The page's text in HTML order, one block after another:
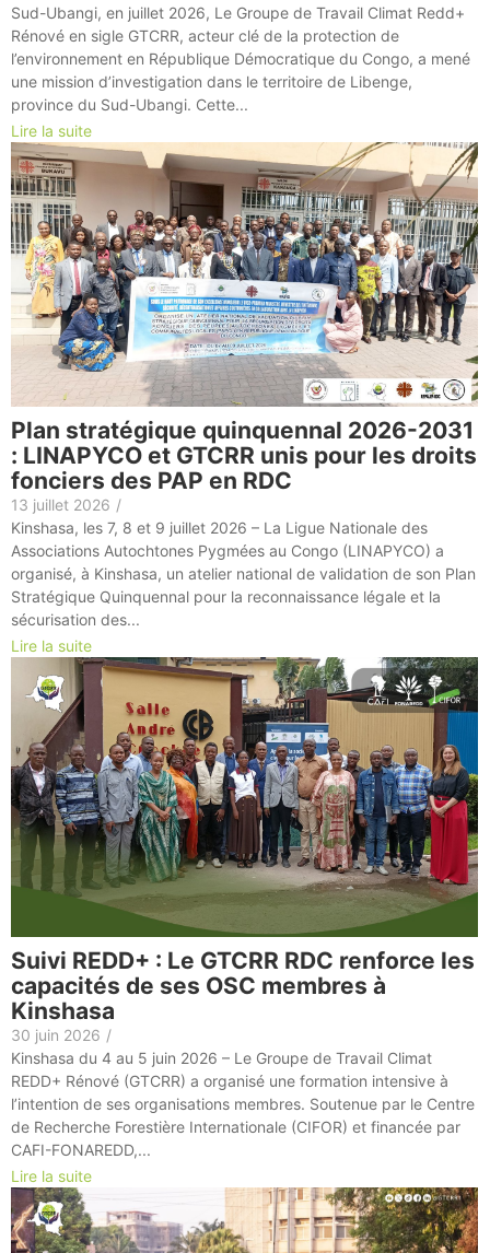
Sud-Ubangi, en juillet 2026, Le Groupe de Travail Climat Redd+
Rénové en sigle GTCRR, acteur clé de la protection de
l’environnement en République Démocratique du Congo, a mené
une mission d’investigation dans le territoire de Libenge,
province du Sud-Ubangi. Cette...
Lire la suite
Plan stratégique quinquennal 2026-2031
: LINAPYCO et GTCRR unis pour les droits
fonciers des PAP en RDC
13 juillet 2026 /
Kinshasa, les 7, 8 et 9 juillet 2026 – La Ligue Nationale des
Associations Autochtones Pygmées au Congo (LINAPYCO) a
organisé, à Kinshasa, un atelier national de validation de son Plan
Stratégique Quinquennal pour la reconnaissance légale et la
sécurisation des...
Lire la suite
Suivi REDD+ : Le GTCRR RDC renforce les
capacités de ses OSC membres à
Kinshasa
30 juin 2026 /
Kinshasa du 4 au 5 juin 2026 – Le Groupe de Travail Climat
REDD+ Rénové (GTCRR) a organisé une formation intensive à
l’intention de ses organisations membres. Soutenue par le Centre
de Recherche Forestière Internationale (CIFOR) et financée par
CAFI-FONAREDD,...
Lire la suite